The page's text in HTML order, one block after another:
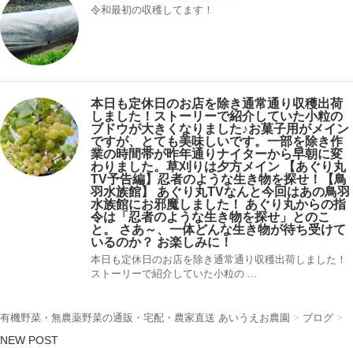
令和最初の収穫してます！
本日も定休日のお店を除き通常通り収穫出荷
しました！ストーリーで紹介していた小粒の
ブドウが大きくなりました♪お菓子用がメイン
ですが、とても美味しいです。一部を除き作
業の時間帯が昨年通りナイターから早朝に変
わりました。草刈りは夕方メイン 【あぐり丸
TV予告編】忍者のような生き物を探せ！【鳥
羽水族館】 あぐり丸TVなんと今回はあの鳥羽
水族館にお邪魔しました！ あぐり丸からの指
令は「忍者のような生き物を探せ」とのこ
と。 さあ～、一体どんな生き物が待ち受けて
いるのか？ お楽しみに！
本日も定休日のお店を除き通常通り収穫出荷しました！
ストーリーで紹介していた小粒の ...
有機野菜・無農薬野菜の通販・宅配・農家直送 あいうえお農園 > ブログ >
NEW POST